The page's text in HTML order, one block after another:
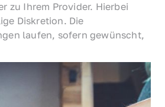
zu Ihrem Provider. Hierbei
Diskretion. Die
laufen, sofern gewünscht,